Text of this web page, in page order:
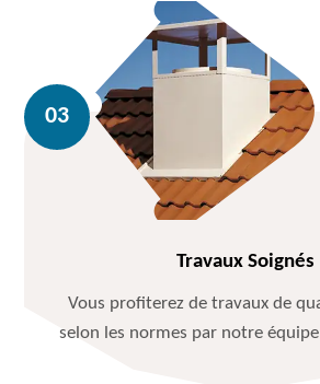
Travaux Soignés
Vous profiterez de travaux de
selon les normes par notre